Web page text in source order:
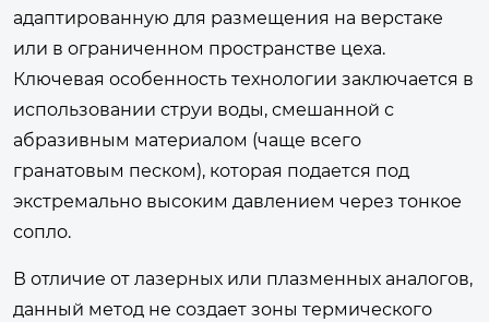
адаптированную для размещения на верстаке
или в ограниченном пространстве цеха.
Ключевая особенность технологии заключается в
использовании струи воды, смешанной с
абразивным материалом (чаще всего
гранатовым песком), которая подается под
экстремально высоким давлением через тонкое
сопло.
В отличие от лазерных или плазменных аналогов,
данный метод не создает зоны термического